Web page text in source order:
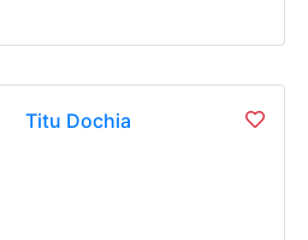
Titu Dochia